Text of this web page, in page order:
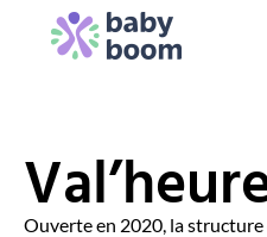
Ouverte en 2020, la structure